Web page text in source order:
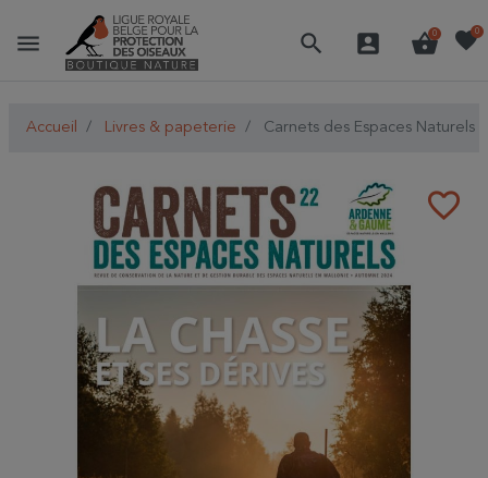
menu search account_box shopping_basket
0 favorite0
Accueil Livres & papeterie Carnets des Espaces Naturels
favorite_border